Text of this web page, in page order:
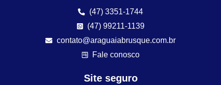
(47) 3351-1744
(47) 99211-1139
contato@araguaiabrusque.com.br
Fale conosco
Site seguro